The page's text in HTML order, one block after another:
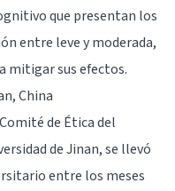
que presentan los
entre leve y moderada,
mitigar sus efectos.
China
de Ética del
de Jinan, se llevó
entre los meses